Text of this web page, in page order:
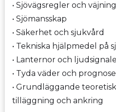
• Sjövägsregler och
• Sjömansskap
• Säkerhet och sjukvård
• Tekniska hjälpmedel på
• Lanternor och
• Tyda väder och
• Grundläggande
tilläggning och ankring